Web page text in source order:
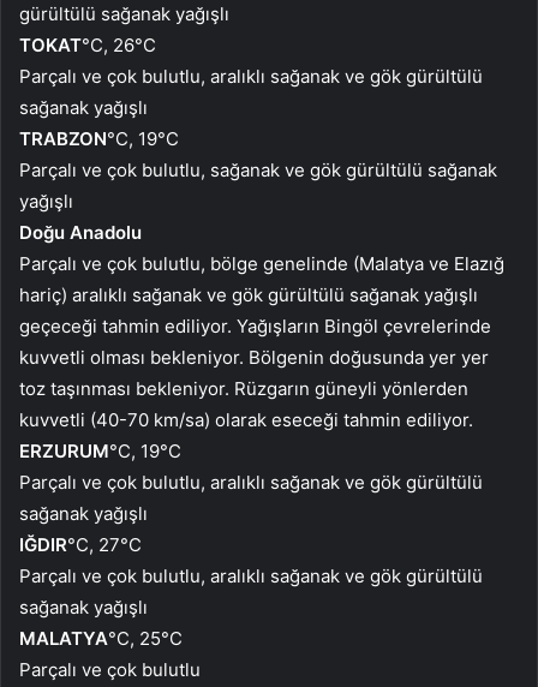
gürültülü sağanak yağışlı
TOKAT°C, 26°C
Parçalı ve çok bulutlu, aralıklı sağanak ve gök gürültülü
sağanak yağışlı
TRABZON°C, 19°C
Parçalı ve çok bulutlu, sağanak ve gök gürültülü sağanak
yağışlı
Doğu Anadolu
Parçalı ve çok bulutlu, bölge genelinde (Malatya ve Elazığ
hariç) aralıklı sağanak ve gök gürültülü sağanak yağışlı
geçeceği tahmin ediliyor. Yağışların Bingöl çevrelerinde
kuvvetli olması bekleniyor. Bölgenin doğusunda yer yer
toz taşınması bekleniyor. Rüzgarın güneyli yönlerden
kuvvetli (40-70 km/sa) olarak eseceği tahmin ediliyor.
ERZURUM°C, 19°C
Parçalı ve çok bulutlu, aralıklı sağanak ve gök gürültülü
sağanak yağışlı
IĞDIR°C, 27°C
Parçalı ve çok bulutlu, aralıklı sağanak ve gök gürültülü
sağanak yağışlı
MALATYA°C, 25°C
Parçalı ve çok bulutlu